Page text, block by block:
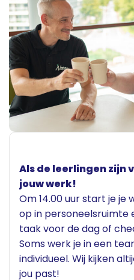
Als de leerlingen
jouw werk!
Om 14.00 uur start je je
op in personeelsruimte
taak voor de dag of
Soms werk je in een
individueel. Wij kijken
jou past!